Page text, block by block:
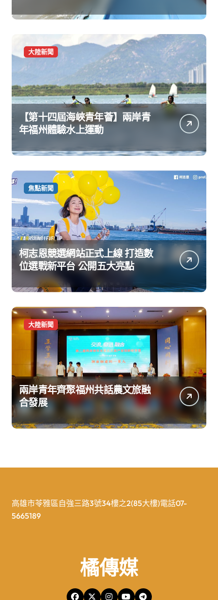
大陸新聞
【第十四屆海峽青年薈】兩岸青
年福州體驗水上運動
焦點新聞
柯志恩競選網站正式上線 打造數
位選戰新平台 公開五大亮點
大陸新聞
兩岸青年齊聚福州共話農文旅融
合發展
高雄市苓雅區自強三路3號34樓之2(85大樓)電話07-
5665189
橘傳媒